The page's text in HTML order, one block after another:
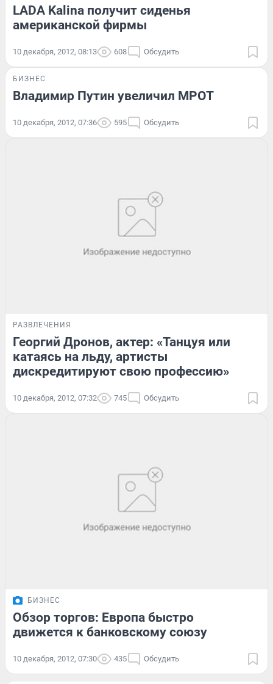
LADA Kalina получит сиденья
американской фирмы
10 декабря, 2012, 08:13 608 Обсудить
БИЗНЕС
Владимир Путин увеличил МРОТ
10 декабря, 2012, 07:36 595 Обсудить
РАЗВЛЕЧЕНИЯ
Георгий Дронов, актер: «Танцуя или
катаясь на льду, артисты
дискредитируют свою профессию»
10 декабря, 2012, 07:32 745 Обсудить
БИЗНЕС
Обзор торгов: Европа быстро
движется к банковскому союзу
10 декабря, 2012, 07:30 435 Обсудить